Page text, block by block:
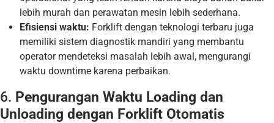
lebih murah dan perawatan mesin lebih sederhana.
Efisiensi waktu: Forklift dengan teknologi terbaru juga
memiliki sistem diagnostik mandiri yang membantu
operator mendeteksi masalah lebih awal, mengurangi
waktu downtime karena perbaikan.
6. Pengurangan Waktu Loading dan
Unloading dengan Forklift Otomatis